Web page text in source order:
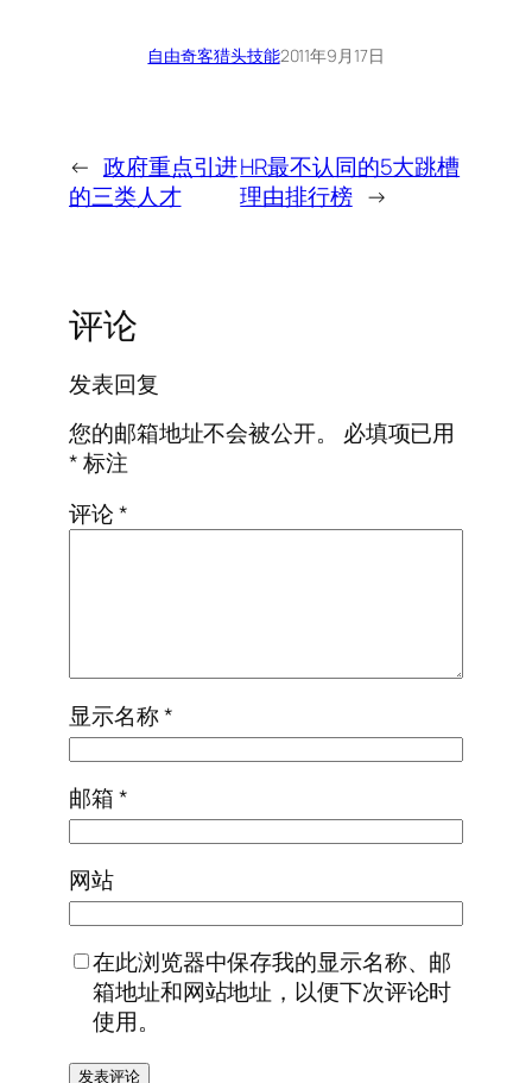
自由奇客猎头技能2011年9月17日
← 政府重点引进
的三类人才
HR最不认同的5大跳槽
理由排行榜 →
评论
发表回复
您的邮箱地址不会被公开。
必填项已用
*标注
评论*
显示名称*
邮箱*
网站
在此浏览器中保存我的显示名称、邮
箱地址和网站地址，以便下次评论时
使用。